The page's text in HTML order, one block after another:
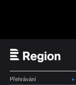
Přehrávání